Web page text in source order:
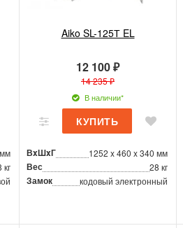
кг
Aiko SL-125Т EL
12 100 ₽
14 235 ₽
В наличии*
ВxШxГ 1252 x 460 x 340 мм
Вес 28 кг
Замок кодовый электронный